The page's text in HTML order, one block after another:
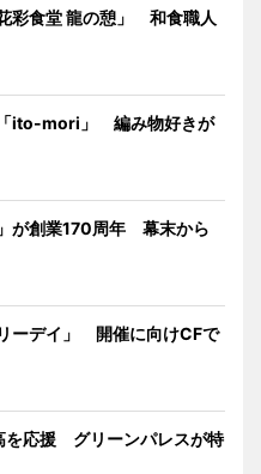
彩食堂 龍の憩」 和食職人
「ito-mori」 編み物好きが
が創業170周年 幕末から
ーデイ」 開催に向けCFで
を応援 グリーンパレスが特